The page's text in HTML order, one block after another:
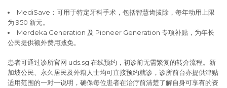
MediSave：可用于特定牙科手术，包括智慧齿拔除，每年动用上限
为 950 新元。
Merdeka Generation 及 Pioneer Generation 专项补贴，为年长
公民提供额外费用减免。
患者可通过诊所官网 uds.sg 在线预约，初诊前无需繁复的转介流程。新
加坡公民、永久居民及外籍人士均可直接预约就诊，诊所前台亦提供津贴
适用范围的一对一说明，确保每位患者在治疗前清楚了解自身可享有的资